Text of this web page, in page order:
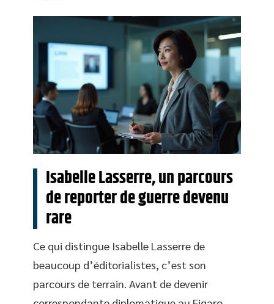
Isabelle Lasserre, un parcours
de reporter de guerre devenu
rare
Ce qui distingue Isabelle Lasserre de
beaucoup d’éditorialistes, c’est son
parcours de terrain. Avant de devenir